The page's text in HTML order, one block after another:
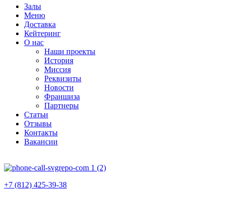
Залы
Меню
Доставка
Кейтеринг
О нас
Наши проекты
История
Миссия
Реквизиты
Новости
Франшиза
Партнеры
Статьи
Отзывы
Контакты
Вакансии
+7 (812) 425-39-38